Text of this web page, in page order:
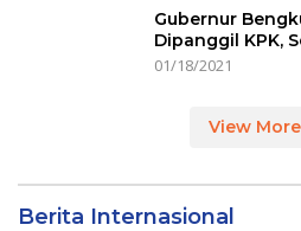
Gubernur
Dipanggil KPK,
01/18/2021
View More
Berita Internasional